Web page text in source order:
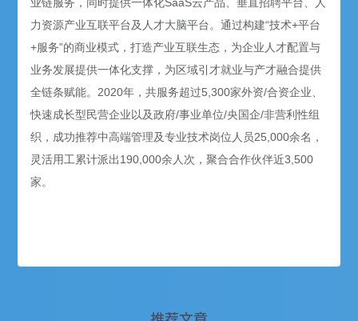
业链服务，同时提供一体化SaaS云产品、垂直招聘平台、人
力资源产业互联平台及人才大脑平台。通过构建“技术+平台
+服务”的商业模式，打造产业互联生态，为企业人才配置与
业务发展提供一体化支撑，为区域引才就业与产才融合提供
全链条赋能。2020年，共服务超过5,300家外资/合资企业、
快速成长型民营企业以及政府/事业单位/央国企/非营利性组
织，成功推荐中高端管理及专业技术岗位人员25,000余名，
灵活用工累计派出190,000余人次，聚合合作伙伴近3,500
家。